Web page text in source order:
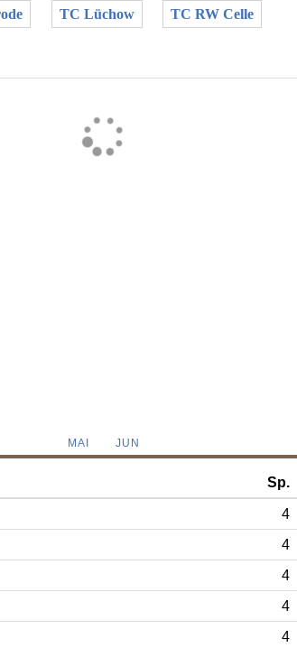
TC Lüchow TC RW Celle
MAI JUN
Sp.
4
4
4
4
4